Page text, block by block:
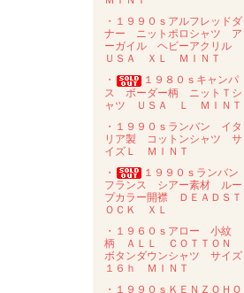
・１９９０ｓアルフレッドダ
ナー ニットポロシャツ ア
ーガイル ヘビーアクリル
ＵＳＡ ＸＬ ＭＩＮＴ
・
１９８０ｓキャンパ
ス ボーダー柄 ニットＴシ
ャツ ＵＳＡ Ｌ ＭＩＮＴ
・１９９０ｓランバン イタ
リア製 コットンシャツ サ
イズＬ ＭＩＮＴ
・
１９９０ｓランバン
フランス シアー素材 ルー
プカラー開襟 ＤＥＡＤＳＴ
ＯＣＫ ＸＬ
・１９６０ｓアロー 小紋
柄 ＡＬＬ ＣＯＴＴＯＮ
ボタンダウンシャツ サイズ
１６ｈ ＭＩＮＴ
・１９９０ｓＫＥＮＺＯＨＯ